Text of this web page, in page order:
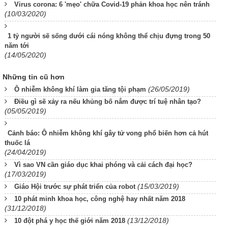
Virus corona: 6 'mẹo' chữa Covid-19 phản khoa học nên tránh
(10/03/2020)
1 tỷ người sẽ sống dưới cái nóng không thể chịu đựng trong 50
năm tới
(14/05/2020)
Những tin cũ hơn
Ô nhiễm không khí làm gia tăng tội phạm (26/05/2019)
Điều gì sẽ xảy ra nếu khủng bố nắm được trí tuệ nhân tạo?
(05/05/2019)
Cảnh báo: Ô nhiễm không khí gây tử vong phổ biến hơn cả hút
thuốc lá
(24/04/2019)
Vì sao VN cần giáo dục khai phóng và cải cách đại học?
(17/03/2019)
Giáo Hội trước sự phát triển của robot (15/03/2019)
10 phát minh khoa học, công nghệ hay nhất năm 2018
(31/12/2018)
10 đột phá y học thế giới năm 2018 (13/12/2018)